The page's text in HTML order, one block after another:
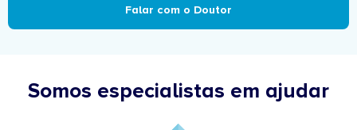
Falar com o Doutor
Somos especialistas em ajudar